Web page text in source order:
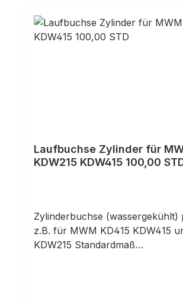
Laufbuchse Zylinder für
KDW215 KDW415 100,00
Zylinderbuchse (wassergekühlt)
z.B. für MWM KD415 KDW415
KDW215 Standardmaß